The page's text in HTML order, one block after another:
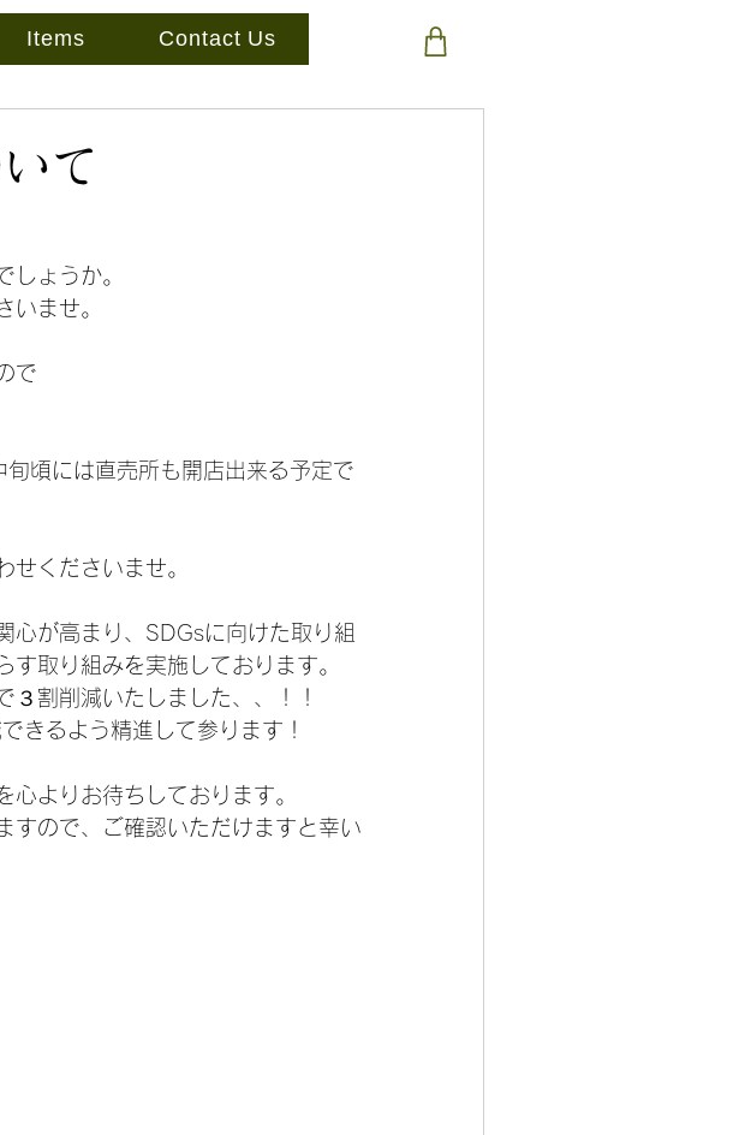
Items Contact Us
て
しょうか。
いませ。
で
頃には直売所も開店出来る予定で
せくださいませ。
心が高まり、SDGsに向けた取り組
取り組みを実施しております。
割削減いたしました、、！！
きるよう精進して参ります！
よりお待ちしております。
すので、ご確認いただけますと幸い